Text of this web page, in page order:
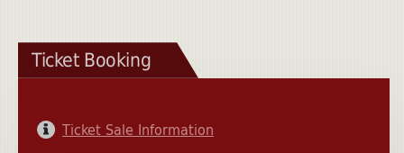
Ticket Booking
Ticket Sale Information